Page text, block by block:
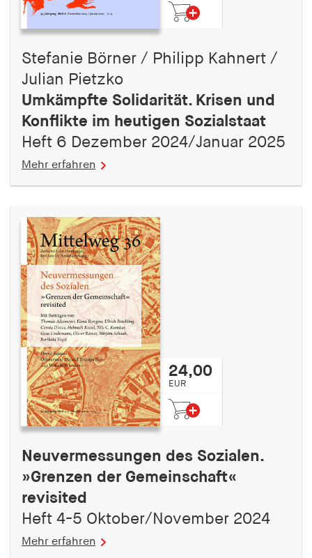
Stefanie Börner / Philipp Kahnert /
Julian Pietzko
Umkämpfte Solidarität. Krisen und
Konflikte im heutigen Sozialstaat
Heft 6 Dezember 2024/Januar 2025
Mehr erfahren
24,00
EUR
Neuvermessungen des Sozialen.
»Grenzen der Gemeinschaft«
revisited
Heft 4-5 Oktober/November 2024
Mehr erfahren